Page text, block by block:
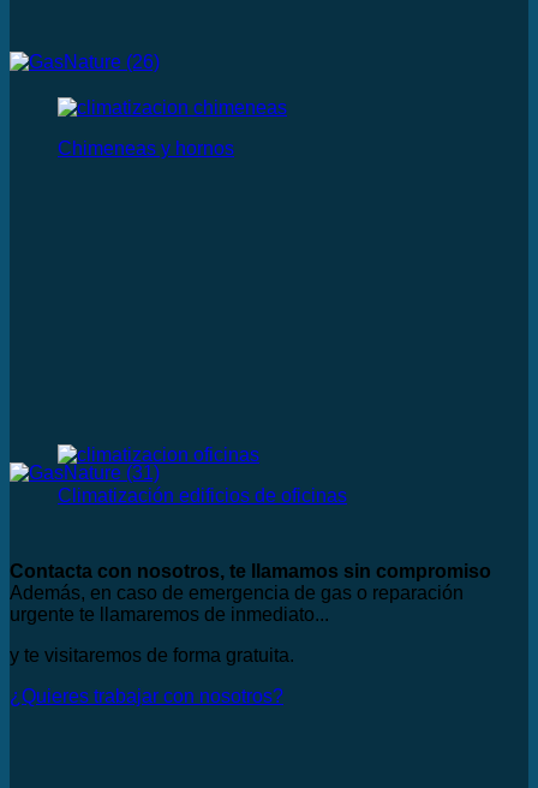
Chimeneas y hornos
Climatización edificios de oficinas
Contacta con nosotros, te llamamos sin compromiso
Además, en caso de emergencia de gas o reparación
urgente te llamaremos de inmediato...
y te visitaremos de forma gratuita.
¿Quieres trabajar con nosotros?